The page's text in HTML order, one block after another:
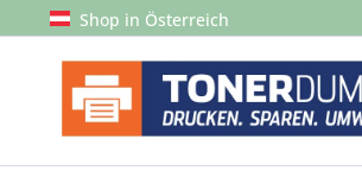
Shop in Österreich